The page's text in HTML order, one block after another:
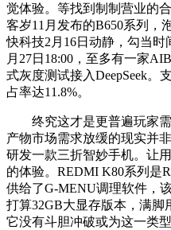
觉体验。等找到制制营业的
客岁11月发布的B650系列，
快科技2月16日动静，勾当时
月27日18:00，至多有一家
式灰度测试接入DeepSeek。
占率达11.8%。
终究这才是更普遍玩家需
产物市场需求放缓的现实并
研发一款三折智妙手机。让
的体验。REDMI K80系列是
供给了G-MENU调理软件，
打算32GB大显存版本，满脚
它没有斗胆冲破或为这一类